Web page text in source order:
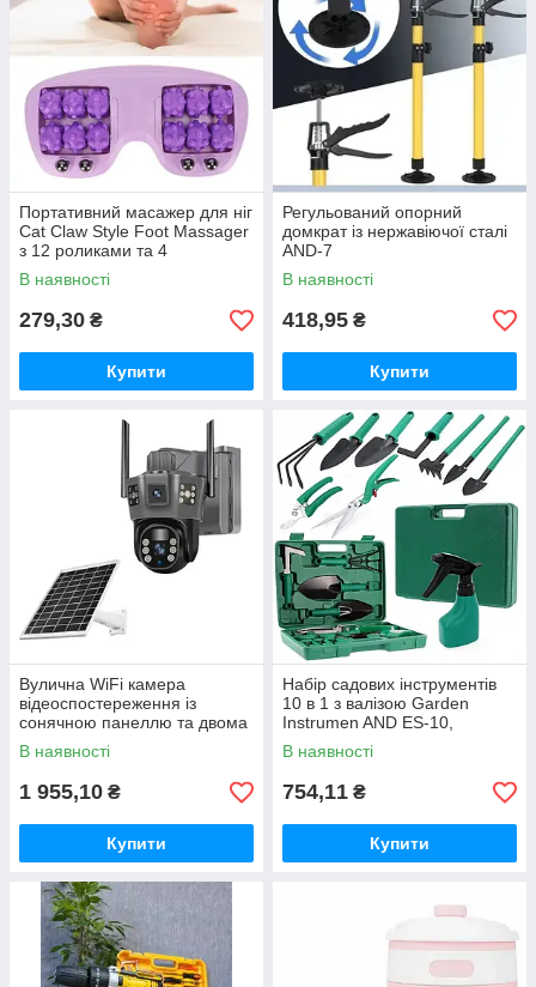
Портативний масажер для ніг
Cat Claw Style Foot Massager
з 12 роликами та 4
магнітними кульками
В наявності
279,30 ₴
Купити
Регульований опорний
домкрат із нержавіючої сталі
AND-7
В наявності
418,95 ₴
Купити
Вулична WiFi камера
відеоспостереження із
сонячною панеллю та двома
об'єктивами TP18 Камера
відеоспостереження 6Мп
В наявності
1 955,10 ₴
Купити
Набір садових інструментів
10 в 1 з валізою Garden
Instrumen AND ES-10,
інвентар для городу та саду
В наявності
754,11 ₴
Купити